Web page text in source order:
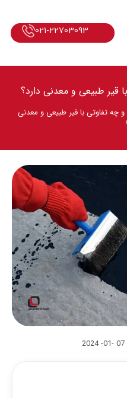
021-22703093
قیر طبیعی و معدنی دارد؟
چه تفاوتی با قیر طبیعی و معدنی
07 -01- 2024